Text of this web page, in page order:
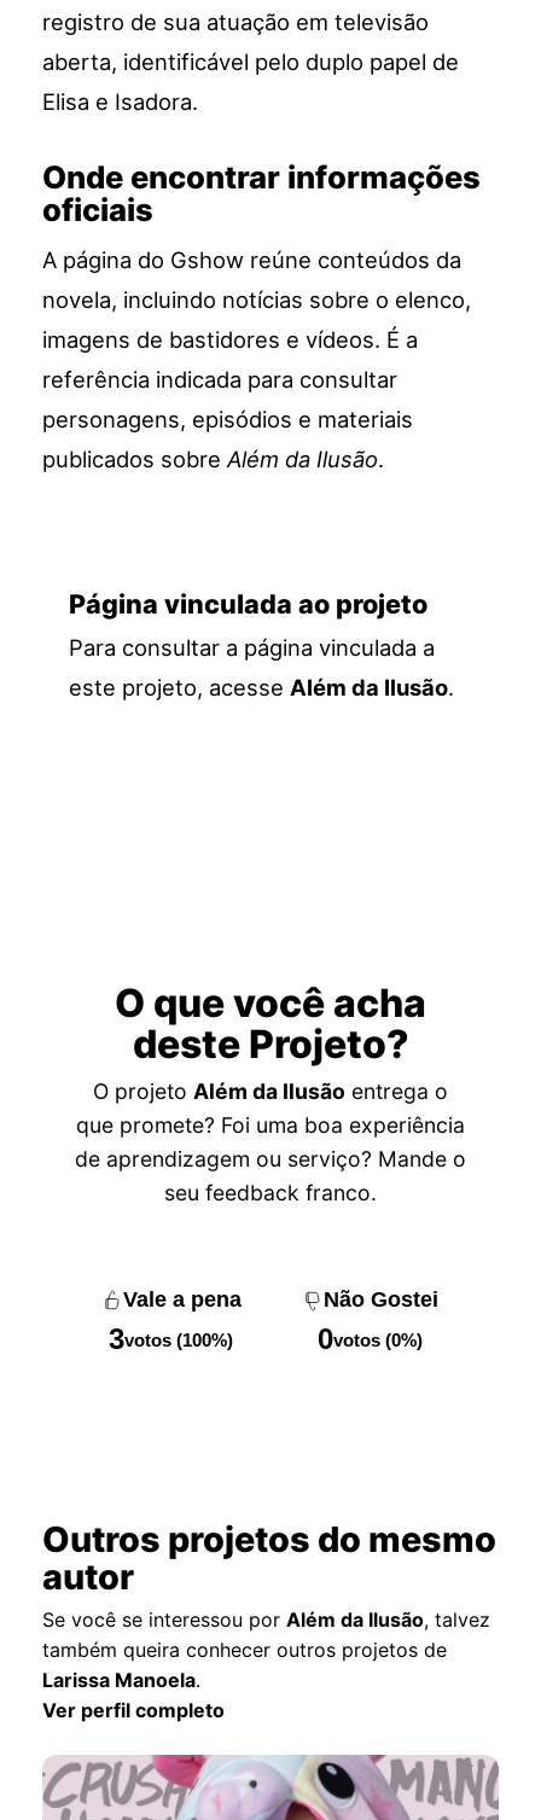
registro de sua atuação em televisão
aberta, identificável pelo duplo papel de
Elisa e Isadora.
Onde encontrar informações
oficiais
A página do Gshow reúne conteúdos da
novela, incluindo notícias sobre o elenco,
imagens de bastidores e vídeos. É a
referência indicada para consultar
personagens, episódios e materiais
publicados sobreAlém da Ilusão.
Página vinculada ao projeto
Para consultar a página vinculada a
este projeto, acesse Além da Ilusão.
O que você acha
deste Projeto?
O projeto Além da Ilusão entrega o
que promete? Foi uma boa experiência
de aprendizagem ou serviço? Mande o
seu feedback franco.
Vale a pena
3votos (100%)
Não Gostei
0votos (0%)
Outros projetos do mesmo
autor
Se você se interessou porAlém da Ilusão, talvez
também queira conhecer outros projetos de
Larissa Manoela.
Ver perfil completo